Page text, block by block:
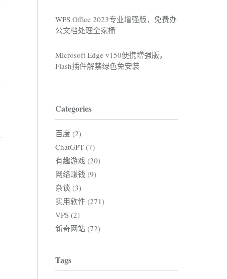
WPS Office 2023专业增强版，免费办
公文档处理全家桶
Microsoft Edge v150便携增强版，
Flash插件解禁绿色免安装
Categories
百度 (2)
ChatGPT (7)
有趣游戏 (20)
网络赚钱 (9)
杂谈 (3)
实用软件 (271)
VPS (2)
新奇网站 (72)
Tags